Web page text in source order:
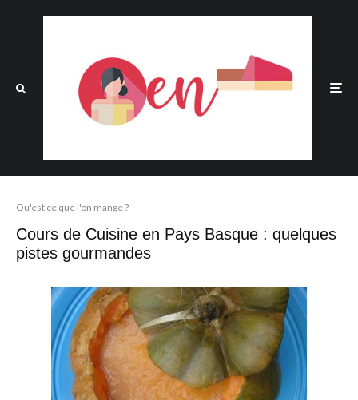
Qu'est ce que l'on mange ?
Cours de Cuisine en Pays Basque : quelques
pistes gourmandes